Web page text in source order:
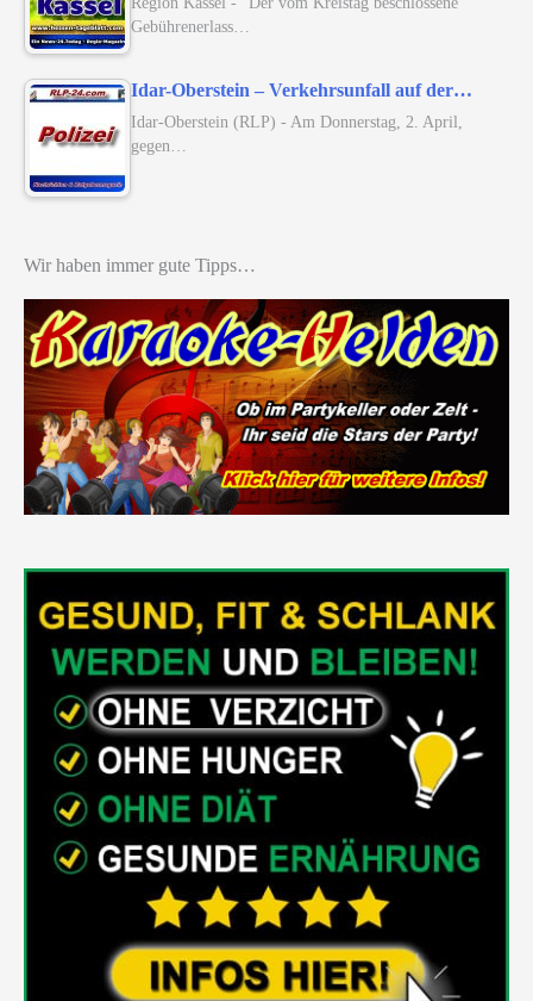
Gebührenerlass…
Idar-Oberstein – Verkehrsunfall auf der…
Idar-Oberstein (RLP) - Am Donnerstag, 2. April,
gegen…
Wir haben immer gute Tipps…